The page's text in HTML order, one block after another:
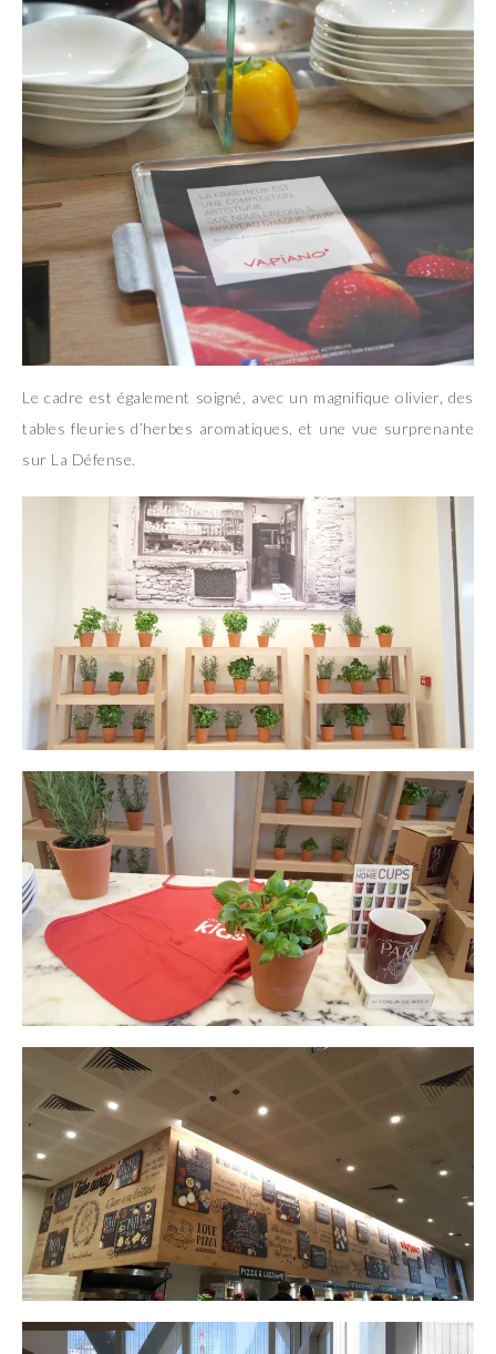
Le cadre est également soigné, avec un magnifique olivier, des
tables fleuries d’herbes aromatiques, et une vue surprenante
sur La Défense.